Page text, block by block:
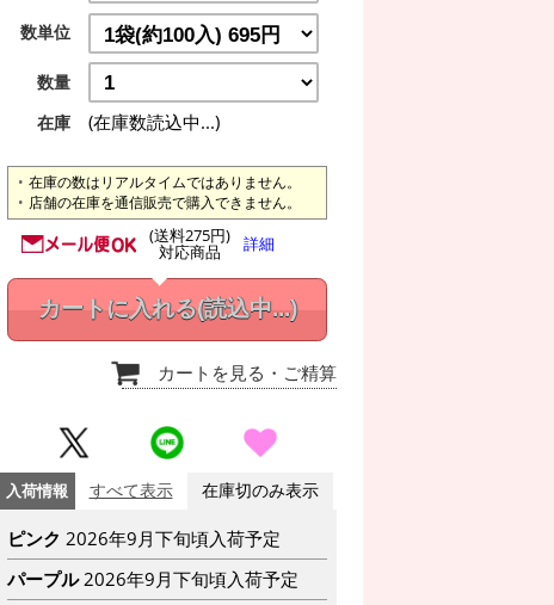
数単位
数量
在庫
(在庫数読込中...)
在庫の数はリアルタイムではありません。
店舗の在庫を通信販売で購入できません。
(送料275円)
対応商品 詳細
カートに入れる(読込中...)
カートを見る ・ご精算
入荷情報 すべて表示 在庫切のみ表示
ピンク 2026年9月下旬頃入荷予定
パープル 2026年9月下旬頃入荷予定